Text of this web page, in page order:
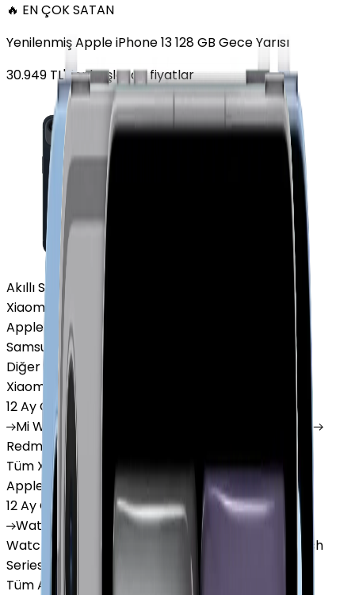
🔥 EN ÇOK SATAN
Yenilenmiş Apple iPhone 13 128 GB Gece Yarısı
30.949 TL'denbaşlayan fiyatlar
Akıllı Saat ve Bileklik
Xiaomi Akıllı Saat
Apple Watch
Samsung Watch
Diğer Markalar
Xiaomi Akıllı Saat
12 Ay Garanti
6 Taksit
MiWatch Watch Lite
Watch 3 Active
Redmi
Watch 5 Lite
Tüm Xiaomi Akıllı Saat'lar
Apple Watch
12 Ay Garanti
6 Taksit
Watch
Ultra WatchSeries 10 Watch
Series 9
Watch
Series 8 Watch
Watch
Series 6
Watch
Tüm Apple Watch'lar